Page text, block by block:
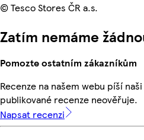
© Tesco Stores ČR a.s.
Zatím nemáme
Pomozte ostatním zákazníkům
Recenze na našem webu píší
publikované recenze neověřuje.
Napsat recenzi